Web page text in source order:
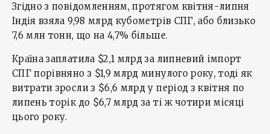
Згідно з повідомленням, протягом квітня-липня
Індія взяла 9,98 млрд кубометрів СПГ, або близько
7,6 млн тонн, що на 4,7% більше.
Країна заплатила $2,1 млрд за липневий імпорт
СПГ порівняно з $1,9 млрд минулого року, тоді як
витрати зросли з $6,6 млрд у період з квітня по
липень торік до $6,7 млрд за ті ж чотири місяці
цього року.